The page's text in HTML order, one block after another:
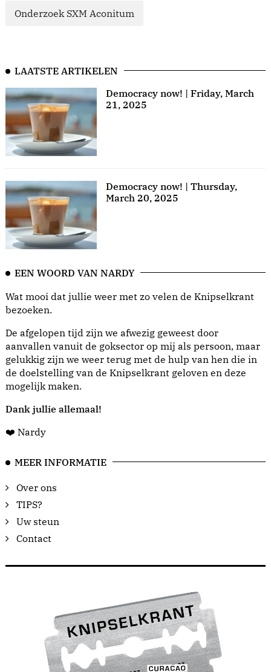
Onderzoek SXM Aconitum
LAATSTE ARTIKELEN
Democracy now! | Friday, March
21, 2025
Democracy now! | Thursday,
March 20, 2025
EEN WOORD VAN NARDY
Wat mooi dat jullie weer met zo velen de Knipselkrant
bezoeken.
De afgelopen tijd zijn we afwezig geweest door
aanvallen vanuit de goksector op mij als persoon, maar
gelukkig zijn we weer terug met de hulp van hen die in
de doelstelling van de Knipselkrant geloven en deze
mogelijk maken.
Dank jullie allemaal!
❤️ Nardy
MEER INFORMATIE
Over ons
TIPS?
Uw steun
Contact